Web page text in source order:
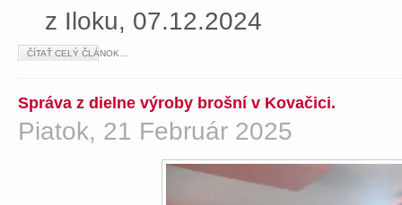
z Iloku, 07.12.2024
ČÍTAŤ CELÝ ČLÁNOK...
Správa z dielne výroby brošní v Kovačici.
Piatok, 21 Február 2025